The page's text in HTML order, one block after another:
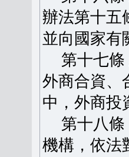
辦法第十五
並向國家有
第十七條
外商合資、
中，外商投
第十八條
機構，依法